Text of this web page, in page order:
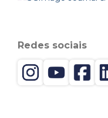
Redes sociais